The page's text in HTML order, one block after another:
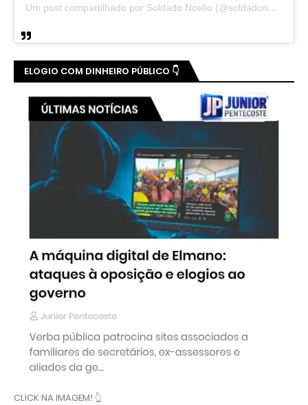
Um post compartilhado por Soldado Noelio (@soldadonoelio)
ELOGIO COM DINHEIRO PÚBLICO 👇
CLICK NA IMAGEM! 👆